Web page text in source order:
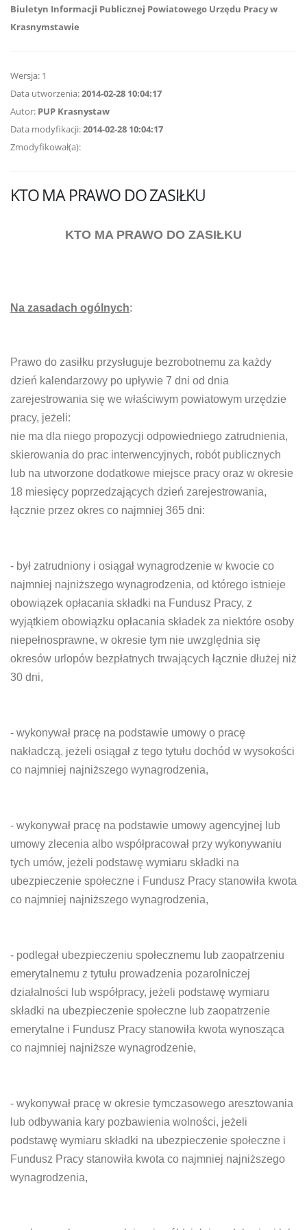
Biuletyn Informacji Publicznej Powiatowego Urzędu Pracy w
Krasnymstawie
Wersja: 1
Data utworzenia:2014-02-28 10:04:17
Autor: PUP Krasnystaw
Data modyfikacji:2014-02-28 10:04:17
Zmodyfikował(a):
KTO MA PRAWO DO ZASIŁKU
KTO MA PRAWO DO ZASIŁKU
Na zasadach ogólnych:
Prawo do zasiłku przysługuje bezrobotnemu za każdy
dzień kalendarzowy po upływie 7 dni od dnia
zarejestrowania się we właściwym powiatowym urzędzie
pracy, jeżeli:
nie ma dla niego propozycji odpowiedniego zatrudnienia,
skierowania do prac interwencyjnych, robót publicznych
lub na utworzone dodatkowe miejsce pracy oraz w okresie
18 miesięcy poprzedzających dzień zarejestrowania,
łącznie przez okres co najmniej 365 dni:
- był zatrudniony i osiągał wynagrodzenie w kwocie co
najmniej najniższego wynagrodzenia, od którego istnieje
obowiązek opłacania składki na Fundusz Pracy, z
wyjątkiem obowiązku opłacania składek za niektóre osoby
niepełnosprawne, w okresie tym nie uwzględnia się
okresów urlopów bezpłatnych trwających łącznie dłużej niż
30 dni,
- wykonywał pracę na podstawie umowy o pracę
nakładczą, jeżeli osiągał z tego tytułu dochód w wysokości
co najmniej najniższego wynagrodzenia,
- wykonywał pracę na podstawie umowy agencyjnej lub
umowy zlecenia albo współpracował przy wykonywaniu
tych umów, jeżeli podstawę wymiaru składki na
ubezpieczenie społeczne i Fundusz Pracy stanowiła kwota
co najmniej najniższego wynagrodzenia,
- podlegał ubezpieczeniu społecznemu lub zaopatrzeniu
emerytalnemu z tytułu prowadzenia pozarolniczej
działalności lub współpracy, jeżeli podstawę wymiaru
składki na ubezpieczenie społeczne lub zaopatrzenie
emerytalne i Fundusz Pracy stanowiła kwota wynosząca
co najmniej najniższe wynagrodzenie,
- wykonywał pracę w okresie tymczasowego aresztowania
lub odbywania kary pozbawienia wolności, jeżeli
podstawę wymiaru składki na ubezpieczenie społeczne i
Fundusz Pracy stanowiła kwota co najmniej najniższego
wynagrodzenia,